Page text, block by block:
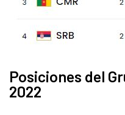
Posiciones del
2022